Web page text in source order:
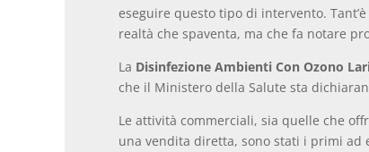
eseguire questo tipo di intervento.
realtà che spaventa, ma che fa notare
La Disinfezione Ambienti Con Ozono
che il Ministero della Salute sta
Le attività commerciali, sia quelle che
una vendita diretta, sono stati i primi